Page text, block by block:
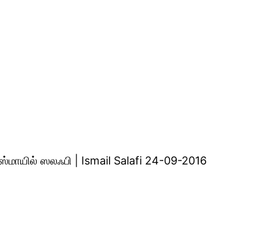
ஸலஃபி | Ismail Salafi 24-09-2016